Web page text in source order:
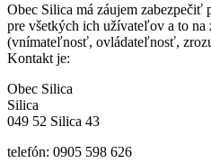
Obec Silica má záujem
pre všetkých ich užívateľov a to na
(vnímateľnosť, ovládateľnosť,
Kontakt je:
Obec Silica
Silica
049 52 Silica 43
telefón: 0905 598 626